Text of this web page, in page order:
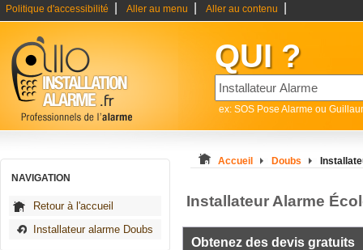
Politique d'accessibilité Aller au menu Aller au contenu
QUI ?
ex: SOS Pose Alarme ou
NAVIGATION
Retour à l'accueil
Installateur alarme Doubs
Accueil Doubs
Installateur Alarme
Obtenez des devis gratuits